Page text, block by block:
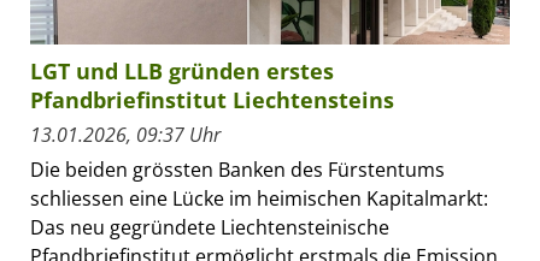
LGT und LLB gründen erstes
Pfandbriefinstitut Liechtensteins
13.01.2026, 09:37 Uhr
Die beiden grössten Banken des Fürstentums
schliessen eine Lücke im heimischen Kapitalmarkt:
Das neu gegründete Liechtensteinische